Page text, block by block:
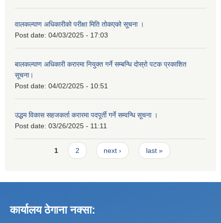
वालकल्याण अधिकारीको परीक्षा मिति तोकएको सूचना ।
Post date: 04/03/2025 - 17:03
बालकल्याण अधिकारी करारमा नियुक्त गर्ने सम्बन्धि दोस्रो पटक प्रकाशित
सूचना।
Post date: 04/02/2025 - 10:51
उद्धम विकास सहजकर्ता करारमा पदपूर्ती गर्ने सम्वन्धि सूचना ।
Post date: 03/26/2025 - 11:11
Pages1 2 next › last »
कार्यालय ठेगाना नक्सा: